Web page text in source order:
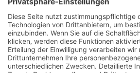
Kontakt
Impressum
AGB
Datenschutz